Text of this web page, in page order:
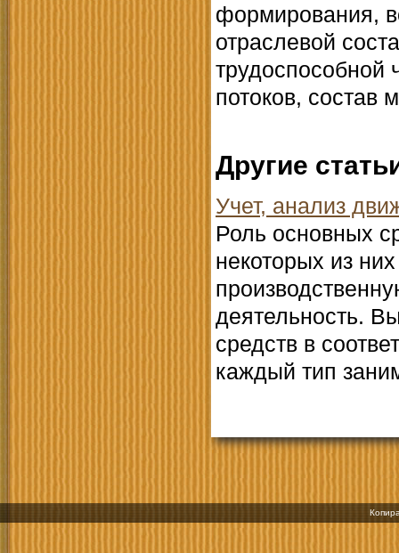
формирования,
отраслевой
трудоспособной
потоков, состав
Другие
Учет, анализ
Роль основных
некоторых из
деятельность.
средств в
каждый тип